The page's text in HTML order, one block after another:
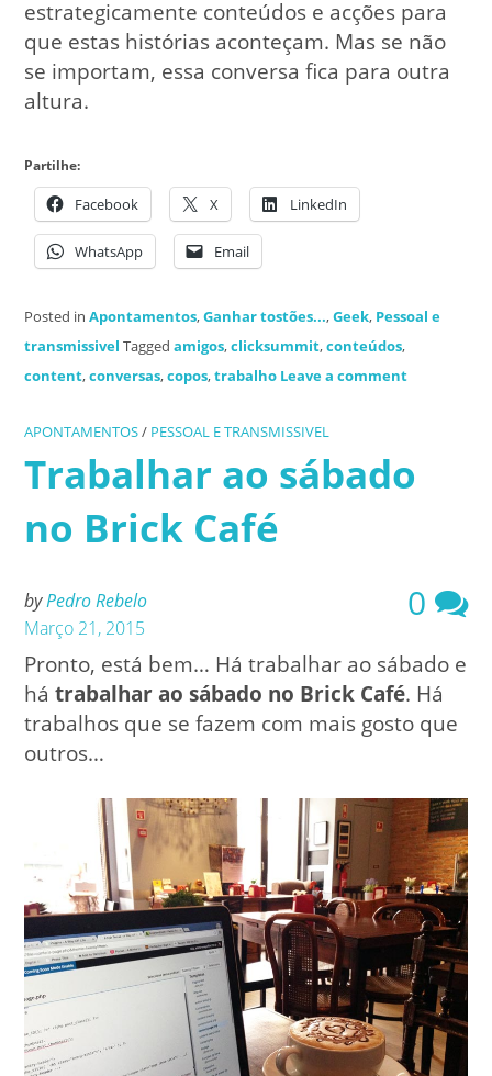
estrategicamente conteúdos e acções para
que estas histórias aconteçam. Mas se não
se importam, essa conversa fica para outra
altura.
Partilhe:
Facebook X LinkedIn
WhatsApp Email
Posted inApontamentos,Ganhar tostões...,Geek, Pessoal e
transmissivel Taggedamigos,clicksummit,conteúdos,
content,conversas,copos,trabalho Leave a comment
APONTAMENTOS/ PESSOAL E TRANSMISSIVEL
Trabalhar ao sábado
no Brick Café
byPedro Rebelo
Março 21, 2015
0
Pronto, está bem… Há trabalhar ao sábado e
hátrabalhar ao sábado no Brick Café. Há
trabalhos que se fazem com mais gosto que
outros…